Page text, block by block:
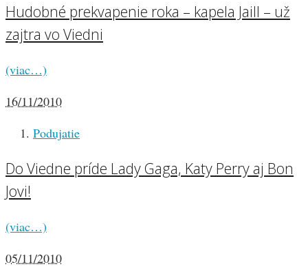
Hudobné prekvapenie roka – kapela Jaill – už
zajtra vo Viedni
(viac…)
16/11/2010
Podujatie
Do Viedne príde Lady Gaga, Katy Perry aj Bon
Jovi!
(viac…)
05/11/2010